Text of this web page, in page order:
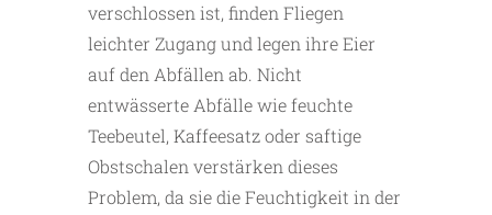
verschlossen ist, finden Fliegen
leichter Zugang und legen ihre Eier
auf den Abfällen ab. Nicht
entwässerte Abfälle wie feuchte
Teebeutel, Kaffeesatz oder saftige
Obstschalen verstärken dieses
Problem, da sie die Feuchtigkeit in der